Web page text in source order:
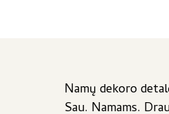
Namų dekoro
Sau. Namams.